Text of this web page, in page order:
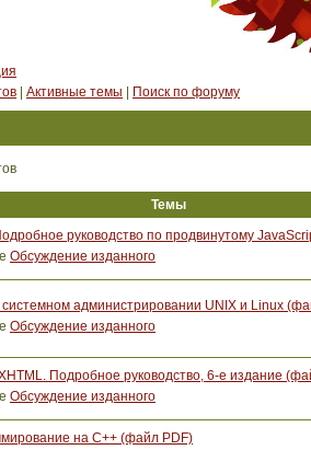
Активные темы Поиск по форуму
Темы
руководство по продвинутому
Обсуждение изданного
системном администрировании UNIX и Linux
Обсуждение изданного
Подробное руководство, 6-е издание
Обсуждение изданного
на C++ (файл PDF)